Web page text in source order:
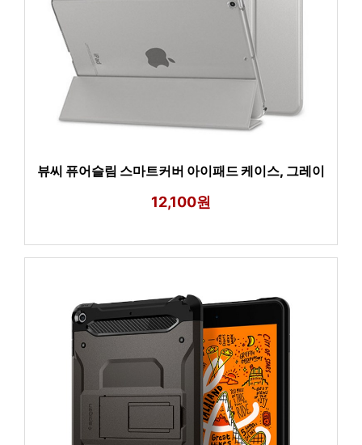
뷰씨 퓨어슬림 스마트커버 아이패드 케이스, 그레이
12,100원